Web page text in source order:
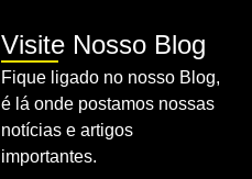
Visite Nosso Blog
Fique ligado no nosso Blog,
é lá onde postamos nossas
notícias e artigos
importantes.